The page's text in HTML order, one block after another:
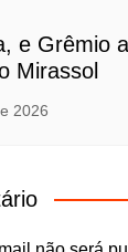
e Grêmio
Mirassol
2026